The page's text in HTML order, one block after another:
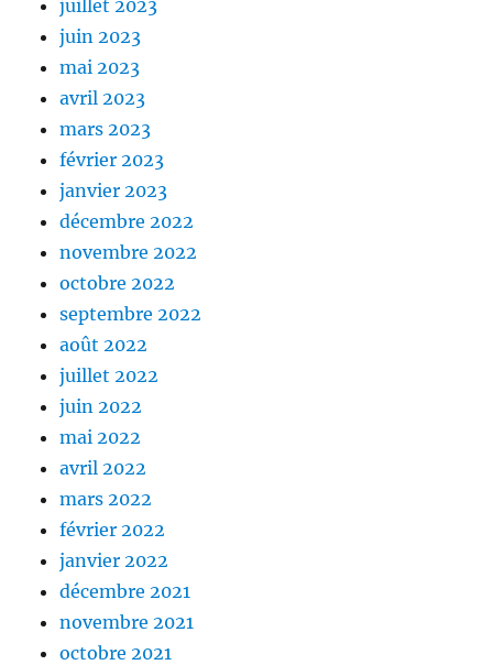
juillet 2023
juin 2023
mai 2023
avril 2023
mars 2023
février 2023
janvier 2023
décembre 2022
novembre 2022
octobre 2022
septembre 2022
août 2022
juillet 2022
juin 2022
mai 2022
avril 2022
mars 2022
février 2022
janvier 2022
décembre 2021
novembre 2021
octobre 2021